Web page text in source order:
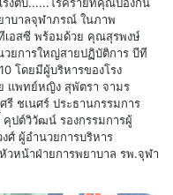
าบาลจุฬาภรณ์ ในภาพ
เอสซี พร้อมด้วย คุณสุรพงษ์
ยการใหญ่สายปฏิบัติการ บีที
โดยมีผู้บริหารของโรง
แพทย์หญิง สุพัตรา จามร
ชเนศร์ ประธานกรรมการ
ปต์วิวัฒน์ รองกรรมการผู้
ศ์ ผู้อำนวยการบริหาร
หน้าฝ่ายการพยาบาล รพ.จุฬา